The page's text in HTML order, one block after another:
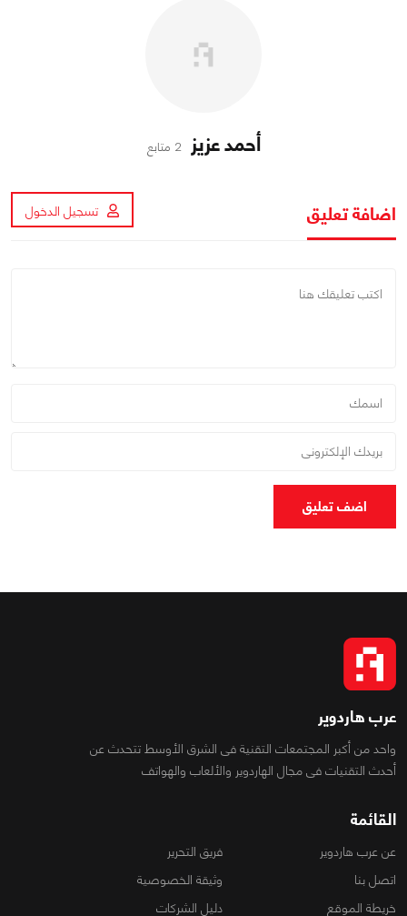
أحمد عزيز 2 متابع
اضافة تعليق تسجيل الدخول
اضف تعليق
عرب هاردوير
واحد من أكبر المجتمعات التقنية فى الشرق الأوسط تتحدث عن
أحدث التقنيات فى مجال الهاردوير والألعاب والهواتف
القائمة
عن عرب هاردوير
فريق التحرير
اتصل بنا
وثيقة الخصوصية
خريطة الموقع
دليل الشركات